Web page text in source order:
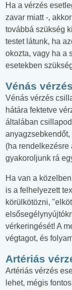
Ha a vérzés
zavar miatt -,
továbbá szükség
testet látunk, ha
okozta, vagy ha a
esetekben
Vénás vérzés
Vénás vérzés
hátára fektetve
általában
(ha
gyakoroljunk rá
Ha van a
is a felhelyezett
körülkötözni,
vérkeringését! A
végtagot, és
Artériás
Artériás vérzés
lehet, mégis